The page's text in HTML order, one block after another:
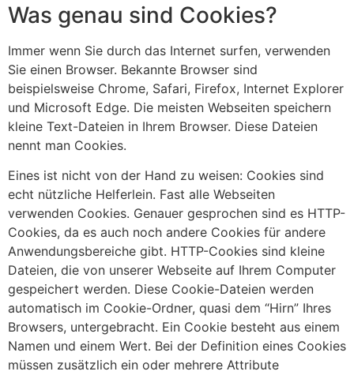
Was genau sind Cookies?
Immer wenn Sie durch das Internet surfen, verwenden
Sie einen Browser. Bekannte Browser sind
beispielsweise Chrome, Safari, Firefox, Internet Explorer
und Microsoft Edge. Die meisten Webseiten speichern
kleine Text-Dateien in Ihrem Browser. Diese Dateien
nennt man Cookies.
Eines ist nicht von der Hand zu weisen: Cookies sind
echt nützliche Helferlein. Fast alle Webseiten
verwenden Cookies. Genauer gesprochen sind es HTTP-
Cookies, da es auch noch andere Cookies für andere
Anwendungsbereiche gibt. HTTP-Cookies sind kleine
Dateien, die von unserer Webseite auf Ihrem Computer
gespeichert werden. Diese Cookie-Dateien werden
automatisch im Cookie-Ordner, quasi dem “Hirn” Ihres
Browsers, untergebracht. Ein Cookie besteht aus einem
Namen und einem Wert. Bei der Definition eines Cookies
müssen zusätzlich ein oder mehrere Attribute